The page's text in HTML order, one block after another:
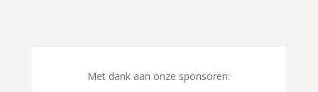
Met dank aan onze sponsoren: